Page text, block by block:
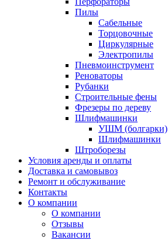
Пилы
Сабельные
Торцовочные
Циркулярные
Электропилы
Пневмоинструмент
Реноваторы
Рубанки
Строительные фены
Фрезеры по дереву
Шлифмашинки
УШМ (болгарки)
Шлифмашинки
Штроборезы
Условия аренды и оплаты
Доставка и самовывоз
Ремонт и обслуживание
Контакты
О компании
О компании
Отзывы
Вакансии